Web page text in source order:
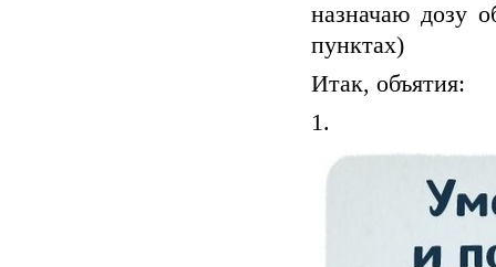
назначаю дозу
пунктах)
Итак, объятия:
1.